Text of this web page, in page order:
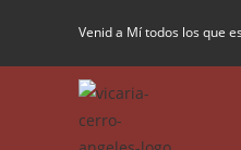
Venid a Mí todos los que